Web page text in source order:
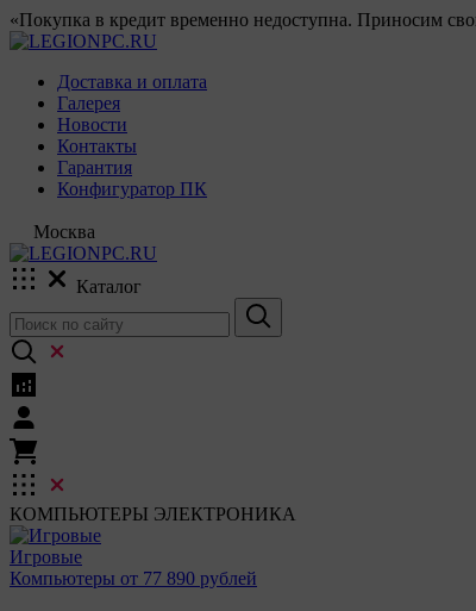
«Покупка в кредит временно недоступна. Приносим
Доставка и оплата
Галерея
Новости
Контакты
Гарантия
Конфигуратор ПК
Москва
Каталог
КОМПЬЮТЕРЫ ЭЛЕКТРОНИКА
Игровые
Компьютеры от 77 890 рублей